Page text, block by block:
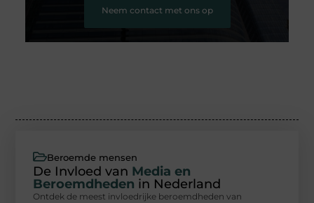
Neem contact met ons op
Beroemde mensen
De Invloed van Media en
Beroemdheden in Nederland
Ontdek de meest invloedrijke beroemdheden van